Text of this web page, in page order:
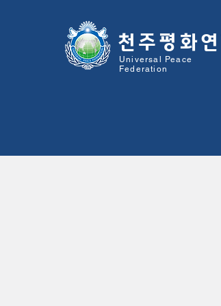
천주평화연
Universal Peace
Federation